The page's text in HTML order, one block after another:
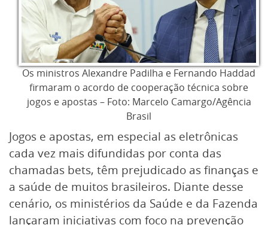
Os ministros Alexandre Padilha e Fernando Haddad
firmaram o acordo de cooperação técnica sobre
jogos e apostas – Foto: Marcelo Camargo/Agência
Brasil
Jogos e apostas, em especial as eletrônicas
cada vez mais difundidas por conta das
chamadas bets, têm prejudicado as finanças e
a saúde de muitos brasileiros. Diante desse
cenário, os ministérios da Saúde e da Fazenda
lançaram iniciativas com foco na prevenção